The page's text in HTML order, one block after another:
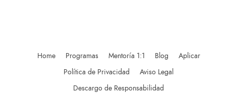
Home Programas Mentoría 1:1 Blog
Aplicar
Política de Privacidad
Aviso Legal
Descargo de Responsabilidad